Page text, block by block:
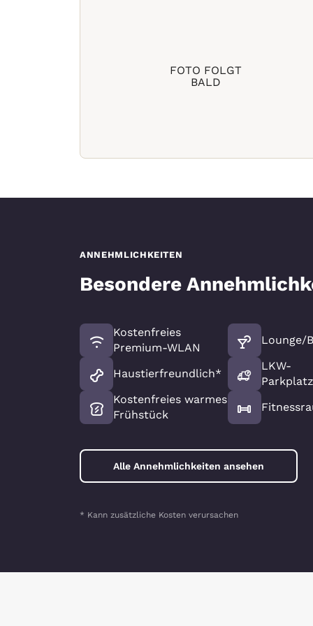
FOTO FOLGT
BALD
ANNEHMLICHKEITEN
Besondere
Kostenfreies
Premium-WLAN
Haustierfreundlich*
Kostenfreies warmes
Frühstück
Lounge/
LKW-
Parkplatz
Alle Annehmlichkeiten ansehen
* Kann zusätzliche Kosten verursachen